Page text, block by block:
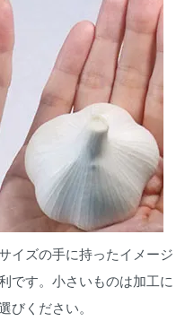
イズの手に持ったイメージ
です。小さいものは加工に
びください。